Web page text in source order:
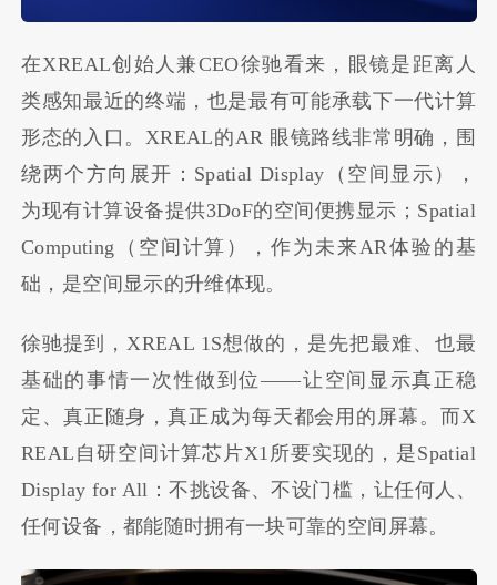
在XREAL创始人兼CEO徐驰看来，眼镜是距离人
类感知最近的终端，也是最有可能承载下一代计算
形态的入口。XREAL的AR 眼镜路线非常明确，围
绕两个方向展开：Spatial Display（空间显示），
为现有计算设备提供3DoF的空间便携显示；Spatial
Computing（空间计算），作为未来AR体验的基
础，是空间显示的升维体现。
徐驰提到，XREAL 1S想做的，是先把最难、也最
基础的事情一次性做到位——让空间显示真正稳
定、真正随身，真正成为每天都会用的屏幕。而X
REAL自研空间计算芯片X1所要实现的，是Spatial
Display for All：不挑设备、不设门槛，让任何人、
任何设备，都能随时拥有一块可靠的空间屏幕。